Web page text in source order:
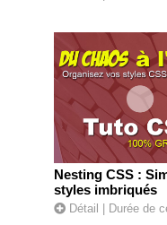
Nesting CSS :
styles imbriqués
Détail | Durée de